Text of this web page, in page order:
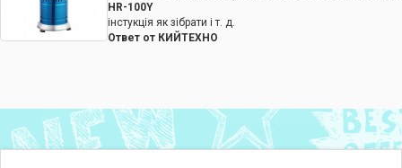
HR-100Y
інстукція як зібрати і т. д.
Ответ от КИЙТЕХНО